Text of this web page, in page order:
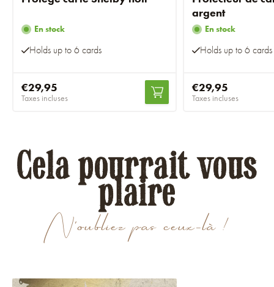
En stock
Holds up to 6 cards
€29,95
Taxes incluses
argent
En stock
Holds up to 6 cards
€29,95
Taxes incluses
N'oubliez pas ceux-là !
Cela pourrait vous
plaire